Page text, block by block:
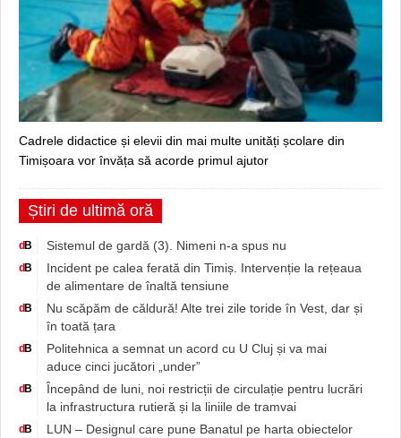
Cadrele didactice și elevii din mai multe unități școlare din
Timișoara vor învăța să acorde primul ajutor
Știri de ultimă oră
dB Sistemul de gardă (3). Nimeni n-a spus nu
dB
Incident pe calea ferată din Timiș. Intervenție la rețeaua
de alimentare de înaltă tensiune
dB
Nu scăpăm de căldură! Alte trei zile toride în Vest, dar și
în toată țara
dB
Politehnica a semnat un acord cu U Cluj și va mai
aduce cinci jucători „under”
dB
Începând de luni, noi restricții de circulație pentru lucrări
la infrastructura rutieră și la liniile de tramvai
dB
LUN – Designul care pune Banatul pe harta obiectelor